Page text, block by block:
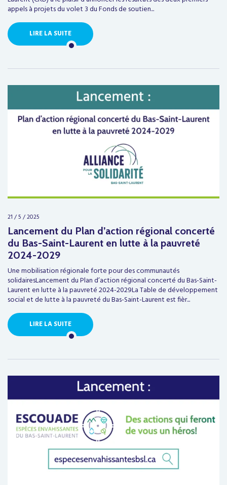
appels à projets du volet 3 du Fonds de soutien...
LIRE LA SUITE
21 / 5 / 2025
Lancement du Plan d’action régional concerté
du Bas-Saint-Laurent en lutte à la pauvreté
2024-2029
Une mobilisation régionale forte pour des communautés
solidairesLancement du Plan d’action régional concerté du Bas-Saint-
Laurent en lutte à la pauvreté 2024-2029La Table de développement
social et de lutte à la pauvreté du Bas-Saint-Laurent est fièr...
LIRE LA SUITE